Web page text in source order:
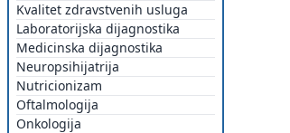
Kvalitet zdravstvenih usluga
Laboratorijska dijagnostika
Medicinska dijagnostika
Neuropsihijatrija
Nutricionizam
Oftalmologija
Onkologija